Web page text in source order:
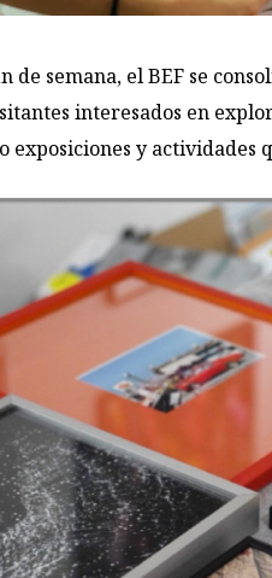
de semana, el BEF se
interesados en
exposiciones y